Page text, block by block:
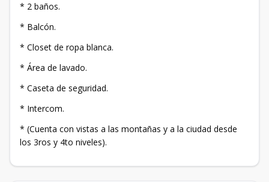
* 2 baños.
* Balcón.
* Closet de ropa blanca.
* Área de lavado.
* Caseta de seguridad.
* Intercom.
* (Cuenta con vistas a las montañas y a la ciudad desde
los 3ros y 4to niveles).